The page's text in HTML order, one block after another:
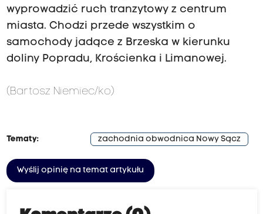
wyprowadzić ruch tranzytowy z centrum
miasta. Chodzi przede wszystkim o
samochody jadące z Brzeska w kierunku
doliny Popradu, Krościenka i Limanowej.
(Bartosz Niemiec/ko)
Tematy: zachodnia obwodnica Nowy Sącz
Wyślij opinię na temat artykułu